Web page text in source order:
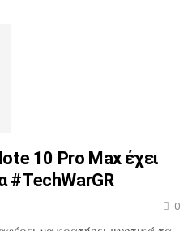
10 Pro Max έχει
#TechWarGR
0